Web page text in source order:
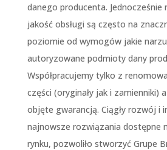
danego producenta. Jednocześnie
jakość obsługi są często na
poziomie od wymogów jakie
autoryzowane podmioty dany
Współpracujemy tylko z
części (oryginały jak i zamienniki)
objęte gwarancją. Ciągły rozwój i
najnowsze rozwiązania dostępne
rynku, pozwoliło stworzyć Grupe